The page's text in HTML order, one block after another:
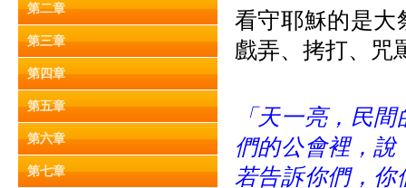
第二章
第三章
第四章
第五章
第六章
第七章
看守耶穌的是大
戲弄、拷打、咒
「 天一亮，民
們的公會裡，
若告訴你們，你